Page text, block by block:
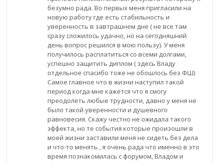
безумно рада. Во первых меня пригласили на
новую работу где есть стабильность и
уверенность в завтрашнем дне ( не все там
сразу сложилось удачно, но на сегодняшний
день вопрос решился в мою пользу). У меня
получилось расплатиться со всеми долгами,
успешно защитить диплом ( здесь Владу
отдельное спасибо тоже не обошлось без ФШ)
Самое главное что в жизни наступил такой
период когда мне кажется что я смогу
преодолеть любые трудности, давно у меня не
было такой уверенности и душевного
равновесия. Скажу честно не ожидала такого
эффекта, но те события которые произошли в
моей жизни заставили меня не сидеть без дела
и что-то менять , я очень рада что именно в это
время познакомилась с форумом, Владом и